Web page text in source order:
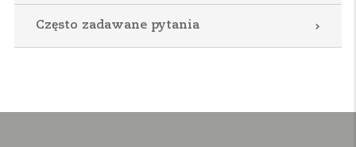
Często zadawane pytania